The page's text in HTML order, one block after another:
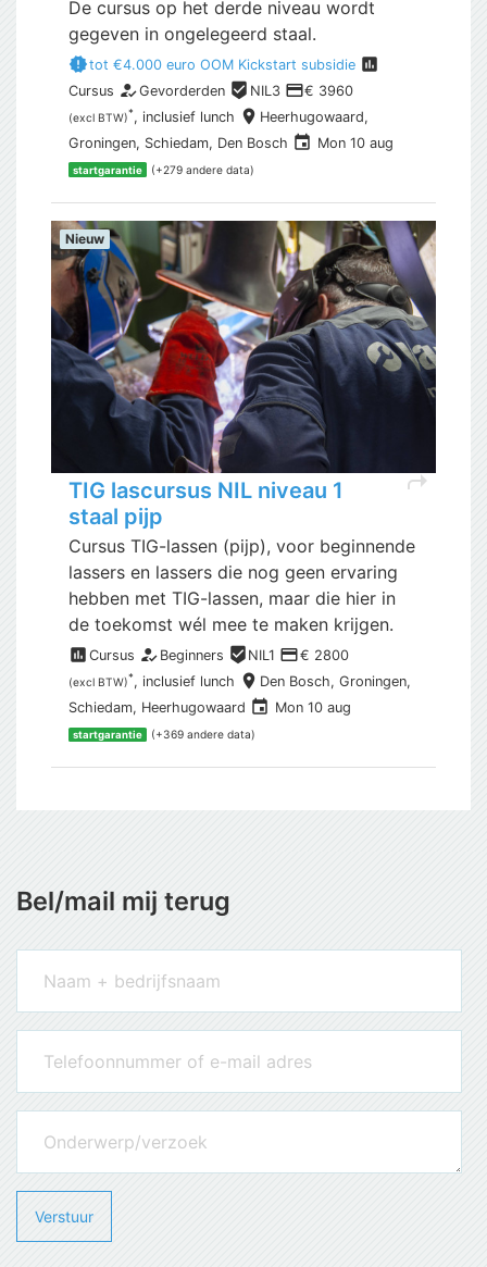
De cursus op het derde niveau wordt
gegeven in ongelegeerd staal.
new_releasestot €4.000 euro OOM Kickstart subsidie assessment
Cursus how_to_regGevorderden beenhere NIL3 payment€ 3960
(excl BTW)*, inclusief lunch place Heerhugowaard,
Groningen, Schiedam, Den Bosch event Mon 10 aug
startgarantie (+279 andere data)
Nieuw
shortcut
TIG lascursus NIL niveau 1
staal pijp
Cursus TIG-lassen (pijp), voor beginnende
lassers en lassers die nog geen ervaring
hebben met TIG-lassen, maar die hier in
de toekomst wél mee te maken krijgen.
assessment Cursus how_to_reg Beginners beenhere NIL1 payment€ 2800
(excl BTW)*, inclusief lunch place Den Bosch, Groningen,
Schiedam, Heerhugowaard event Mon 10 aug
startgarantie (+369 andere data)
Bel/mail mij terug